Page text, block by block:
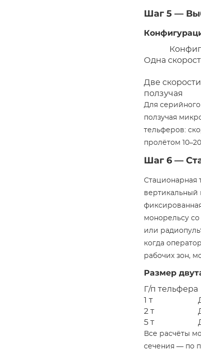
Шаг 5 —
Одна
Две
ползучая
Для серийного
ползучая
тельферов:
пролётом
Шаг 6 —
Стационарная
вертикальный
монорельсу со
или
когда
рабочих зон,
Размер
Г/п тельфера
1 т
2 т
5 т
Все расчёты
сечения — по